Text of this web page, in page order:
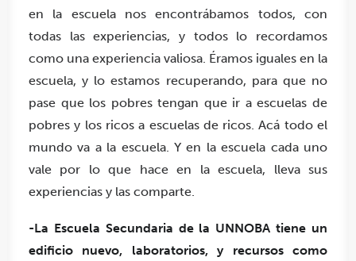
en la escuela nos encontrábamos todos, con
todas las experiencias, y todos lo recordamos
como una experiencia valiosa. Éramos iguales en la
escuela, y lo estamos recuperando, para que no
pase que los pobres tengan que ir a escuelas de
pobres y los ricos a escuelas de ricos.Acá todo el
mundo va a la escuela. Y en la escuela cada uno
vale por lo que hace en la escuela, lleva sus
experiencias y las comparte.
-La Escuela Secundaria de la UNNOBA tiene un
edificio nuevo, laboratorios, y recursos como